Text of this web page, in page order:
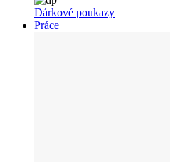
Dárkové poukazy
Práce